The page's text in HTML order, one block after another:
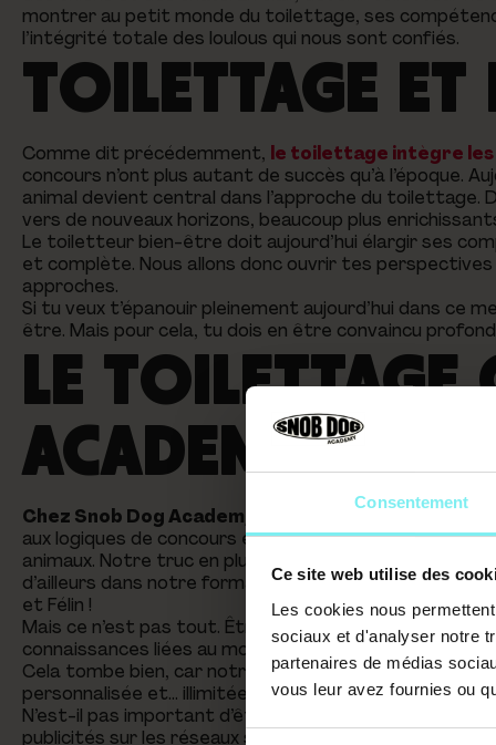
Consentement
Ce site web utilise des
Les cookies nous
sociaux et d'analyser notre
partenaires de médias
vous leur avez fournies ou
montrer au petit monde du toilettage, ses
l’intégrité totale des loulous qui nous sont confiés.
TOILETTAGE
Comme dit précédemment, le toilettage intègre
concours n’ont plus autant de succès qu’à l’époque.
animal devient central dans l’approche du toilettage.
vers de nouveaux horizons, beaucoup plus
Le toiletteur bien-être doit aujourd’hui élargir ses
et complète. Nous allons donc ouvrir tes
approches.
Si tu veux t’épanouir pleinement aujourd’hui dans ce
être. Mais pour cela, tu dois en être convaincu
LE
ACADEMY
Chez Snob Dog Academy,
aux logiques de concours et aux diktats de beautés
animaux. Notre truc en plus : nous avons fait des
d’ailleurs dans notre formation de Toilettage Canin
et Félin !
Mais ce n’est pas tout. Être toiletteur animalier,
connaissances liées au monde de l’entreprise et
Cela tombe bien, car notre organisme de formation,
personnalisée et… illimitée !
N’est-il pas important d’être suivi et aidé pour le
publicités sur les réseaux sociaux, etc?